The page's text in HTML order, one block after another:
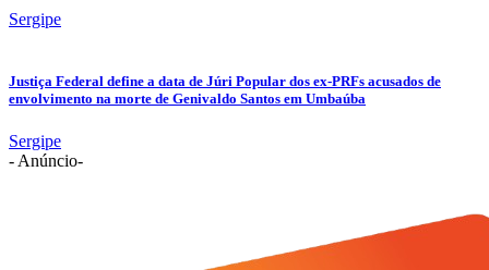
Sergipe
Justiça Federal define a data de Júri Popular dos ex-PRFs acusados de
envolvimento na morte de Genivaldo Santos em Umbaúba
Sergipe
- Anúncio-